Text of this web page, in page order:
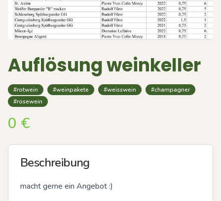
Auflösung weinkeller
#rotwein #weinpakete #weisswein
#champagner
#rosewein
0 €
Beschreibung
macht gerne ein Angebot :)